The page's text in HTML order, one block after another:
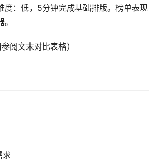
：低，5分钟完成基础排版。榜单表
阅文末对比表格）
求